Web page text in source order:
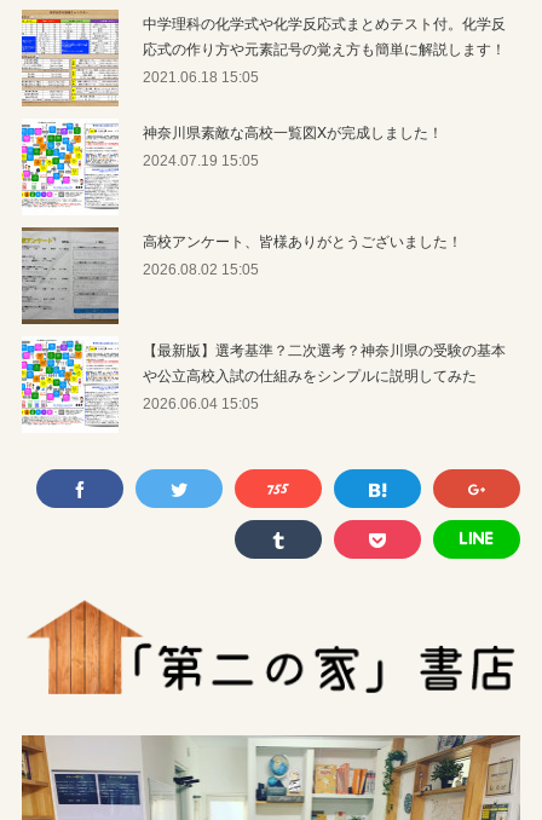
中学理科の化学式や化学反応式まとめテスト付。化学反
応式の作り方や元素記号の覚え方も簡単に解説します！
2021.06.18 15:05
神奈川県素敵な高校一覧図Xが完成しました！
2024.07.19 15:05
高校アンケート、皆様ありがとうございました！
2026.08.02 15:05
【最新版】選考基準？二次選考？神奈川県の受験の基本
や公立高校入試の仕組みをシンプルに説明してみた
2026.06.04 15:05